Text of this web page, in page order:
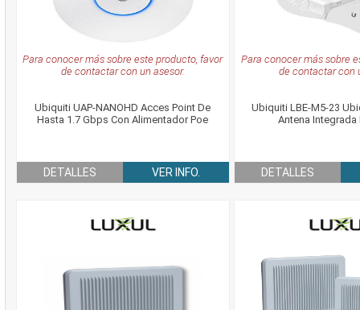
Para conocer más sobre este producto, favor
de contactar con un asesor.
Ubiquiti UAP-NANOHD Acces Point De
Hasta 1.7 Gbps Con Alimentador Poe
DETALLES VER INFO.
Para conocer más sobre
de contactar con
Ubiquiti LBE-M5-23
Antena Integrada
DETALLES